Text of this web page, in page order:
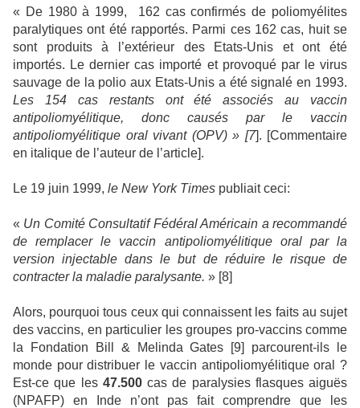
« De 1980 à 1999,
162 cas confirmés de poliomyélites
paralytiques ont été rapportés. Parmi ces 162 cas, huit se
sont produits à l’extérieur des Etats-Unis et ont été
importés. Le dernier cas importé et provoqué par le virus
sauvage de la polio aux Etats-Unis a été signalé en 1993.
Les 154 cas restants ont été associés au vaccin
antipoliomyélitique, donc causés par le vaccin
antipoliomyélitique oral vivant (OPV) » [7]. [Commentaire
en italique de l’auteur de l’article].
Le 19 juin 1999, le New York Times publiait ceci:
« Un Comité Consultatif Fédéral Américain a recommandé
de remplacer le vaccin antipoliomyélitique oral par la
version injectable dans le but de réduire le risque de
contracter la maladie paralysante. » [8]
Alors, pourquoi tous ceux qui connaissent les faits au sujet
des vaccins, en particulier les groupes pro-vaccins comme
la Fondation Bill & Melinda Gates [9] parcourent-ils le
monde pour distribuer le vaccin antipoliomyélitique oral ?
Est-ce que les 47.500cas de paralysies flasques aiguës
(NPAFP) en Inde n’ont pas fait comprendre que les